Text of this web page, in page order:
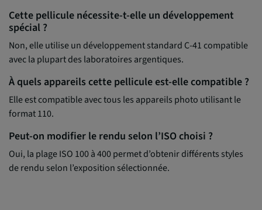
Cette pellicule nécessite-t-elle un développement
spécial ?
Non, elle utilise un développement standard C-41 compatible
avec la plupart des laboratoires argentiques.
À quels appareils cette pellicule est-elle compatible ?
Elle est compatible avec tous les appareils photo utilisant le
format 110.
Peut-on modifier le rendu selon l’ISO choisi ?
Oui, la plage ISO 100 à 400 permet d’obtenir différents styles
de rendu selon l’exposition sélectionnée.